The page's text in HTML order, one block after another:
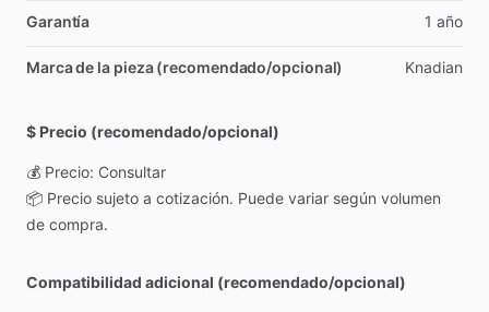
Garantía 1 año
Marca de la pieza (recomendado/opcional) Knadian
$ Precio (recomendado/opcional)
💰 Precio: Consultar
📦 Precio sujeto a cotización. Puede variar según volumen
de compra.
Compatibilidad adicional (recomendado/opcional)